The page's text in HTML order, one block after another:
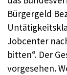
Bürgergeld
Jobcenter
bitten“. Der
vorgesehen.